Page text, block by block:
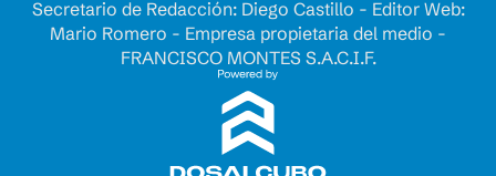
Secretario de Redacción: Diego Castillo - Editor Web:
Mario Romero - Empresa propietaria del medio -
FRANCISCO MONTES S.A.C.I.F.